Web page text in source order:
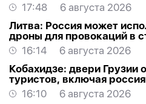
17:48
6 августа 2026
Литва: Россия может
дроны для провокаций в
16:14
6 августа 2026
Кобахидзе: двери Грузии
туристов, включая
16:10
6 августа 2026